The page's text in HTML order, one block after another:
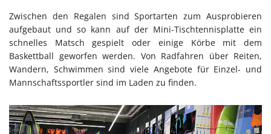
Zwischen den Regalen sind Sportarten zum Ausprobieren
aufgebaut und so kann auf der Mini-Tischtennisplatte ein
schnelles Matsch gespielt oder einige Körbe mit dem
Baskettball geworfen werden. Von Radfahren über Reiten,
Wandern, Schwimmen sind viele Angebote für Einzel- und
Mannschaftssportler sind im Laden zu finden.